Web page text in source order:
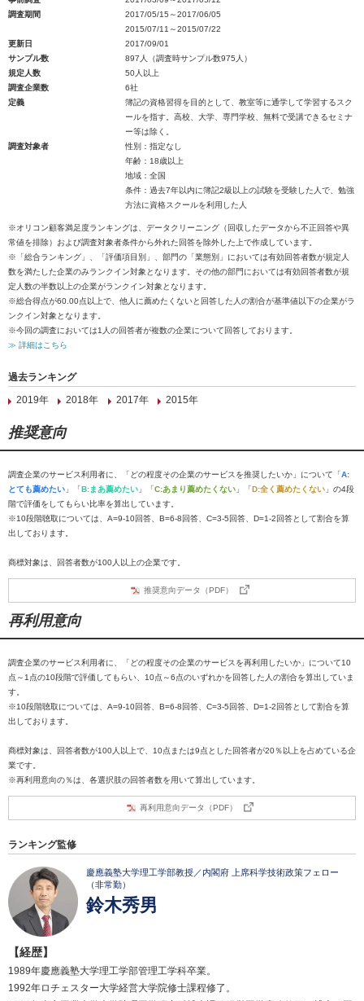
調査期間
2017/05/15～2017/06/05
2015/07/11～2015/07/22
更新日
2017/09/01
サンプル数
897人（調査時サンプル数975人）
規定人数
50人以上
調査企業数
6社
定義
簿記の資格習得を目的として、教室等に通学して学習するスク
ールを指す。高校、大学、専門学校、無料で受講できるセミナ
ー等は除く。
調査対象者
性別：指定なし
年齢：18歳以上
地域：全国
条件：過去7年以内に簿記2級以上の試験を受験した人で、勉強
方法に資格スクールを利用した人
※オリコン顧客満足度ランキングは、データクリーニング（回収したデータから不正回答や異
常値を排除）および調査対象者条件から外れた回答を除外した上で作成しています。
※「総合ランキング」、「評価項目別」、部門の「業態別」においては有効回答者数が規定人
数を満たした企業のみランクイン対象となります。その他の部門においては有効回答者数が規
定人数の半数以上の企業がランクイン対象となります。
※総合得点が60.00点以上で、他人に薦めたくないと回答した人の割合が基準値以下の企業がラ
ンクイン対象となります。
※今回の調査においては1人の回答者が複数の企業について回答しております。
≫ 詳細はこちら
過去ランキング
2019年
2018年 2017年 2015年
推奨意向
調査企業のサービス利用者に、「どの程度その企業のサービスを推奨したいか」について「A:
とても薦めたい 」「B:まあ薦めたい 」「C:あまり薦めたくない 」「D:全く薦めたくない 」の4段
階で評価をしてもらい比率を算出しています。
※10段階聴取については、A=9-10回答、B=6-8回答、C=3-5回答、D=1-2回答として割合を算
出しております。
商標対象は、回答者数が100人以上の企業です。
推奨意向データ（PDF）
再利用意向
調査企業のサービス利用者に、「どの程度その企業のサービスを再利用したいか」について10
点～1点の10段階で評価してもらい、10点～6点のいずれかを回答した人の割合を算出していま
す。
※10段階聴取については、A=9-10回答、B=6-8回答、C=3-5回答、D=1-2回答として割合を算
出しております。
商標対象は、回答者数が100人以上で、10点または9点とした回答者が20％以上を占めている企
業です。
※再利用意向の％は、各選択肢の回答者数を用いて算出しています。
再利用意向データ（PDF）
ランキング監修
慶應義塾大学理工学部教授／内閣府 上席科学技術政策フェロー
（非常勤）
鈴木秀男
【経歴】
1989年慶應義塾大学理工学部管理工学科卒業。
1992年ロチェスター大学経営大学院修士課程修了。